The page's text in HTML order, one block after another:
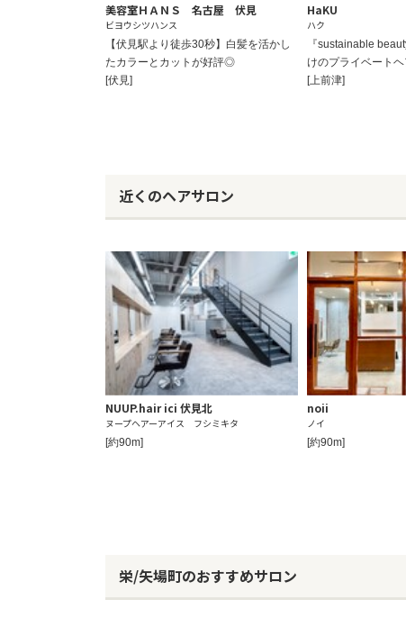
美容室ＨＡＮＳ 名古屋 伏見
ビヨウシツハンス
【伏見駅より徒歩30秒】白髪を活かし
たカラーとカットが好評◎
[伏見]
HaKU
ハク
『sustainable
けのプライベート
[上前津]
近くのヘアサロン
NUUP.hair ici 伏見北
ヌープヘアーアイス フシミキタ
[約90m]
noii
ノイ
[約90m]
栄/矢場町のおすすめサロン